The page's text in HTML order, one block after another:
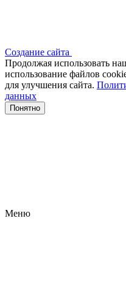
Создание сайта
Продолжая использовать
использование файлов
для улучшения сайта.
данных
Понятно
Меню